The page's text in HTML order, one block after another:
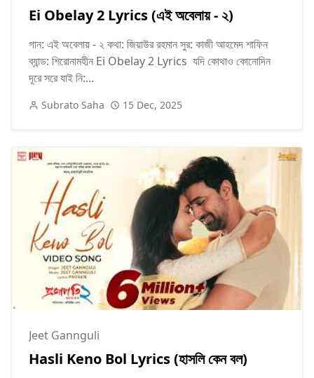
Ei Obelay 2 Lyrics (এই অবেলায় - ২)
গান: এই অবেলায় - ২ কথা: জিয়াউর রহমান সুর: কাজী আহমেদ শাফিন
ব্যান্ড: শিরোনামহীন Ei Obelay 2 Lyrics যদি কোথাও কোনোদিন
দূরে সরে যাই নি:...
Subrato Saha 15 Dec, 2025
Jeet Gannguli
Hasli Keno Bol Lyrics (হাসলি কেন বল)